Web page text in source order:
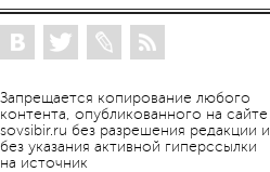
Запрещается копирование любого
контента, опубликованного на сайте
sovsibir.ru без разрешения редакции и
без указания активной гиперссылки
на источник